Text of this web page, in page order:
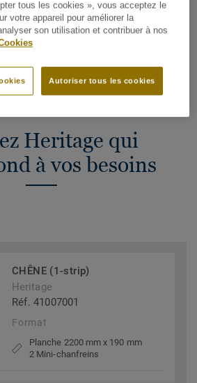
UN ÉCHANTILLON
Heritage qui
à vos besoins
CHÊNE (1-strip)
Heritage
Réf. 41007001
Format
Planche 2200 mm x 190 mm
2 Mini-chanfreins
tous les cookies », vous acceptez le
votre appareil pour améliorer la
son utilisation et contribuer à nos
Autoriser tous les cookies